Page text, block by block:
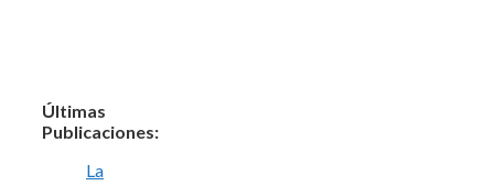
Últimas
Publicaciones:
La